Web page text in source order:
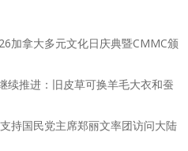
加拿大多元文化日庆典暨CMMC颁
续推进：旧皮草可换羊毛大衣和蚕
持国民党主席郑丽文率团访问大陆